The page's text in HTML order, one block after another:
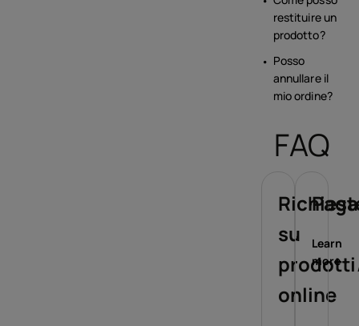
restituire un
prodotto?
Posso
annullare il
mio ordine?
FAQ
su
online
Learn
more